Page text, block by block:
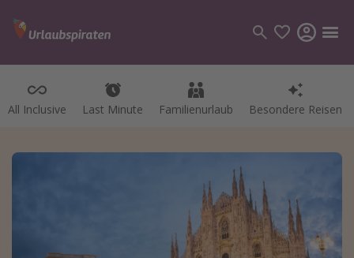
All Inclusive Last Minute Familienurlaub Besondere Reisen
Kategorien